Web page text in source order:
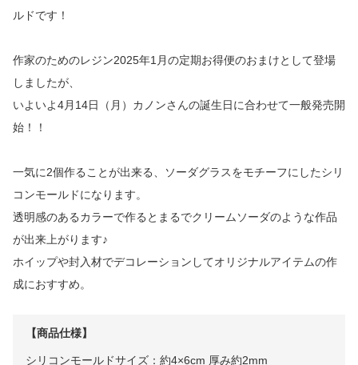
ルドです！
作家のためのレジン2025年1月の定期お得便のおまけとして登場
しましたが、
いよいよ4月14日（月）カノンさんの誕生日に合わせて一般発売開
始！！
一気に2個作ることが出来る、ソーダグラスをモチーフにしたシリ
コンモールドになります。
透明感のあるカラーで作るとまるでクリームソーダのような作品
が出来上がります♪
ホイップや封入材でデコレーションしてオリジナルアイテムの作
成におすすめ。
【商品仕様】
シリコンモールドサイズ：約4×6cm 厚み約2mm